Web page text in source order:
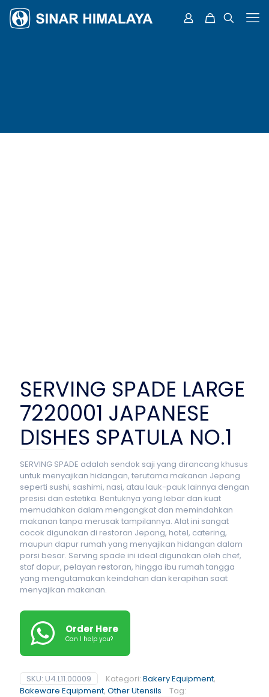
SERVING SPADE LARGE
7220001 JAPANESE
DISHES SPATULA NO.1
SERVING SPADE adalah sendok saji yang dirancang khusus
untuk menyajikan hidangan, terutama makanan Jepang
seperti sushi, sashimi, nasi, atau lauk-pauk lainnya dengan
presisi dan estetika. Bentuknya yang lebar dan kuat
memudahkan dalam mengangkat dan memindahkan
makanan tanpa merusak tampilannya. Alat ini sangat
cocok digunakan di restoran Jepang, hotel, catering,
maupun dapur rumah yang menyajikan hidangan dalam
porsi besar. Serving spade ini ideal digunakan oleh chef,
staf dapur, pelayan restoran, hingga ibu rumah tangga
yang mengutamakan keindahan dan kerapihan saat
menyajikan makanan.
Order Here
Can I help you?
SKU: U4.L11.00009 Kategori: Bakery Equipment,
Bakeware Equipment, Other Utensils Tag: